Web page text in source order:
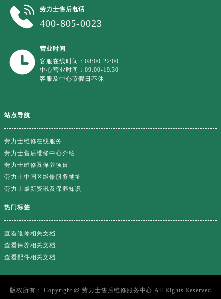
劳力士售后电话
400-805-0023
营业时间
客服在线时间：08:00-22:00
中心营业时间：09:00-19:30
客服及中心节假日不休
站点导航
劳力士维修在线服务
劳力士售后维修中心介绍
劳力士维修及保养项目
劳力士中国区维修服务地址
劳力士最新资讯及保养知识
热门标签
查看维修相关文档
查看保养相关文档
查看配件相关文档
版权所有： Copyright @ 劳力士售后维修服务中心 All Rights Reserved